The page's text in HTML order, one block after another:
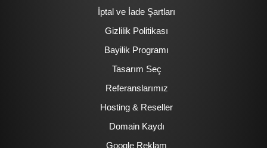
İptal ve İade Şartları
Gizlilik Politikası
Bayilik Programı
Tasarım Seç
Referanslarımız
Hosting & Reseller
Domain Kaydı
Google Reklam